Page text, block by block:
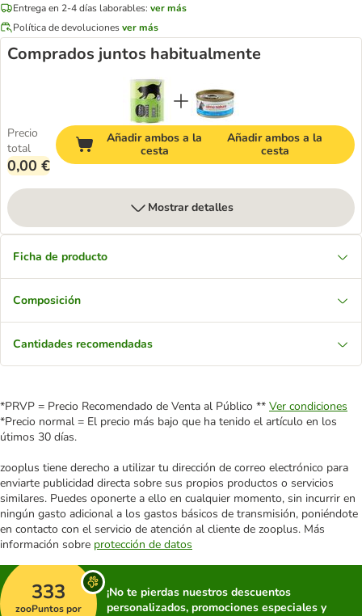
Entrega en 2-4 días laborables: ver más
Política de devolucionesver más
Comprados juntos habitualmente
Precio
total
0,00 €
Añadir ambos a la
cesta
Añadir ambos a la
cesta
Mostrar detalles
Ficha de producto
Composición
Cantidades recomendadas
*PRVP = Precio Recomendado de Venta al Público ** Ver condiciones
*Precio normal = El precio más bajo que ha tenido el artículo en los
útimos 30 días.
zooplus tiene derecho a utilizar tu dirección de correo electrónico para
enviarte publicidad directa sobre sus propios productos o servicios
similares. Puedes oponerte a ello en cualquier momento, sin incurrir en
ningún gasto adicional a los gastos básicos de transmisión, poniéndote
en contacto con el servicio de atención al cliente de zooplus. Más
información sobre protección de datos
333
zooPuntos por
¡No te pierdas nuestros descuentos
personalizados, promociones especiales y